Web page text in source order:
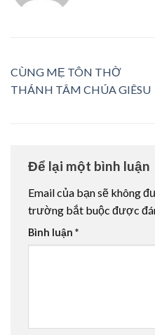
CÙNG MẸ TÔN THỜ
THÁNH TÂM CHÚA GIÊSU
Để lại một bình luận
Email của bạn sẽ không
trường bắt buộc được
Bình luận *